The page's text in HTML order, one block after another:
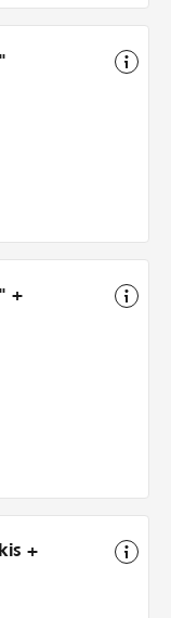
+
+